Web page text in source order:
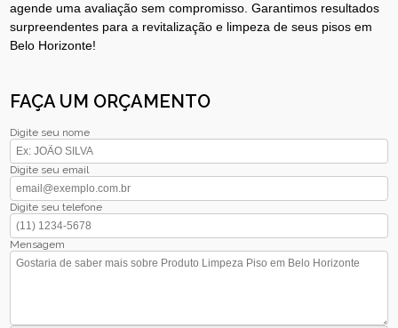
agende uma avaliação sem compromisso. Garantimos resultados
surpreendentes para a revitalização e limpeza de seus pisos em
Belo Horizonte!
FAÇA UM ORÇAMENTO
Digite seu nome
Digite seu email
Digite seu telefone
Mensagem